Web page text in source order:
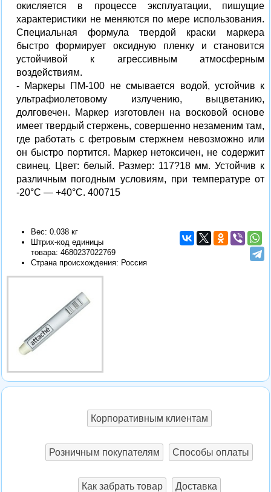
окисляется в процессе эксплуатации, пишущие
характеристики не меняются по мере использования.
Специальная формула твердой краски маркера
быстро формирует оксидную пленку и становится
устойчивой к агрессивным атмосферным
воздействиям.
- Маркеры ПМ-100 не смывается водой, устойчив к
ультрафиолетовому излучению, выцветанию,
долговечен. Маркер изготовлен на восковой основе
имеет твердый стержень, совершенно незаменим там,
где работать с фетровым стержнем невозможно или
он быстро портится. Маркер нетоксичен, не содержит
свинец. Цвет: белый. Размер: 117?18 мм. Устойчив к
различным погодным условиям, при температуре от
-20°C — +40°C. 400715
Вес: 0.038 кг
Штрих-код единицы
товара: 4680237022769
Страна происхождения: Россия
Корпоративным клиентам
Розничным покупателям Способы оплаты
Как забрать товар Доставка